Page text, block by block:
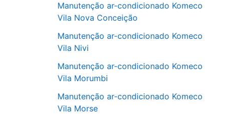
Manutenção ar-condicionado Komeco
Vila Nova Conceição
Manutenção ar-condicionado Komeco
Vila Nivi
Manutenção ar-condicionado Komeco
Vila Morumbi
Manutenção ar-condicionado Komeco
Vila Morse